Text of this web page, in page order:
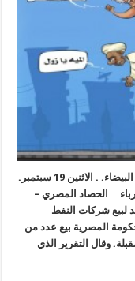
توقيع وثيقة الإذعان لإثيوبيا والسيسي يرفع الراية البيضاء. . الاثنين 19 سبتمبر.
الحصاد المصري –
لبيع شركات النفط
المصرية بيع عدد من
وقال التقرير الذي